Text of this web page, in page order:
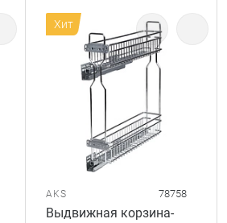
Хит
AKS 78758
Выдвижная корзина-